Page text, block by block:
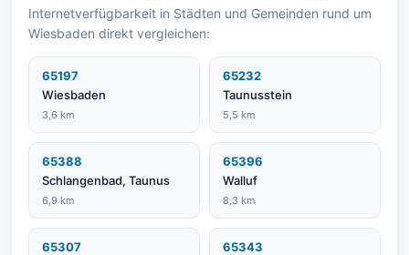
Internetverfügbarkeit in Städten und Gemeinden rund um
Wiesbaden direkt vergleichen:
65197
Wiesbaden
3,6 km
65232
Taunusstein
5,5 km
65388
Schlangenbad, Taunus
6,9 km
65396
Walluf
8,3 km
65307
65343